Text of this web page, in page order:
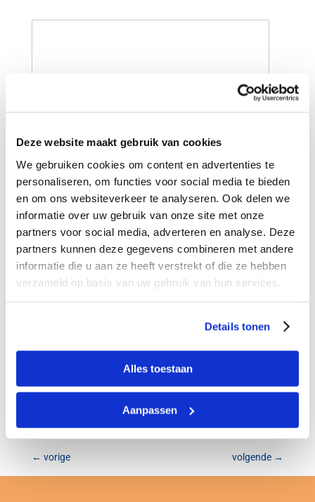
Deze website maakt gebruik van cookies
We gebruiken cookies om content en advertenties te
personaliseren, om functies voor social media te bieden
en om ons websiteverkeer te analyseren. Ook delen we
informatie over uw gebruik van onze site met onze
partners voor social media, adverteren en analyse. Deze
partners kunnen deze gegevens combineren met andere
informatie die u aan ze heeft verstrekt of die ze hebben
verzameld op basis van uw gebruik van hun services.
Details tonen
Alles toestaan
Aanpassen
bereikbaar op: 072 – 571 78 21 of stuur een e-mail naar
info@mctechnology.nl
← vorige volgende →